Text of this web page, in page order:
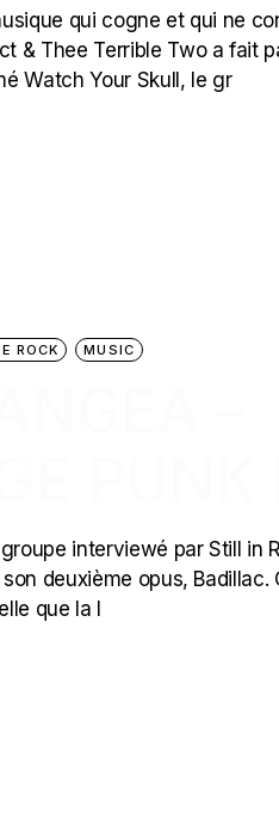
qui cogne et qui ne
& Thee Terrible Two a fait
Watch Your Skull, le gr
ROCK MUSIC
interviewé par Still in
deuxième opus, Badillac.
que la l